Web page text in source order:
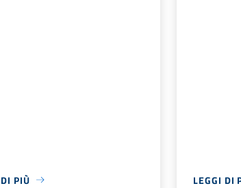
PIÙ LEGGI DI